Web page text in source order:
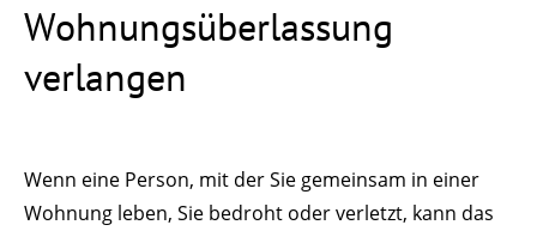
Wohnungsüberlassung
verlangen
Wenn eine Person, mit der Sie gemeinsam in einer
Wohnung leben, Sie bedroht oder verletzt, kann das